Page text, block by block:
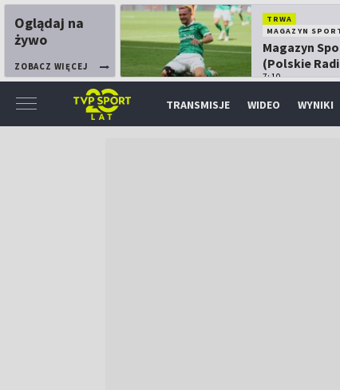
Oglądaj na
żywo
ZOBACZ WIĘCEJ
TRWA
MAGAZYN
Magazyn
(Polskie
7:10
TRANSMISJE WIDEO WYNIKI